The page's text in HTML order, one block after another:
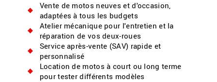
Vente de motos neuves et d'occasion,
adaptées à tous les budgets
Atelier mécanique pour l'entretien et la
réparation de vos deux-roues
Service après-vente (SAV) rapide et
personnalisé
Location de motos à court ou long terme
pour tester différents modèles